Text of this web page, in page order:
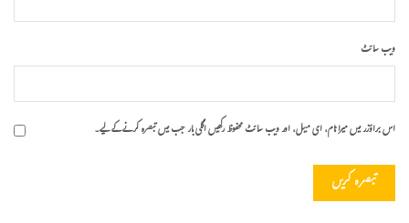
ویب‌ سائٹ
اس براؤزر میں میرا نام، ای میل، اور ویب سائٹ محفوظ رکھیں اگلی بار جب میں تبصرہ کرنے کےلیے۔